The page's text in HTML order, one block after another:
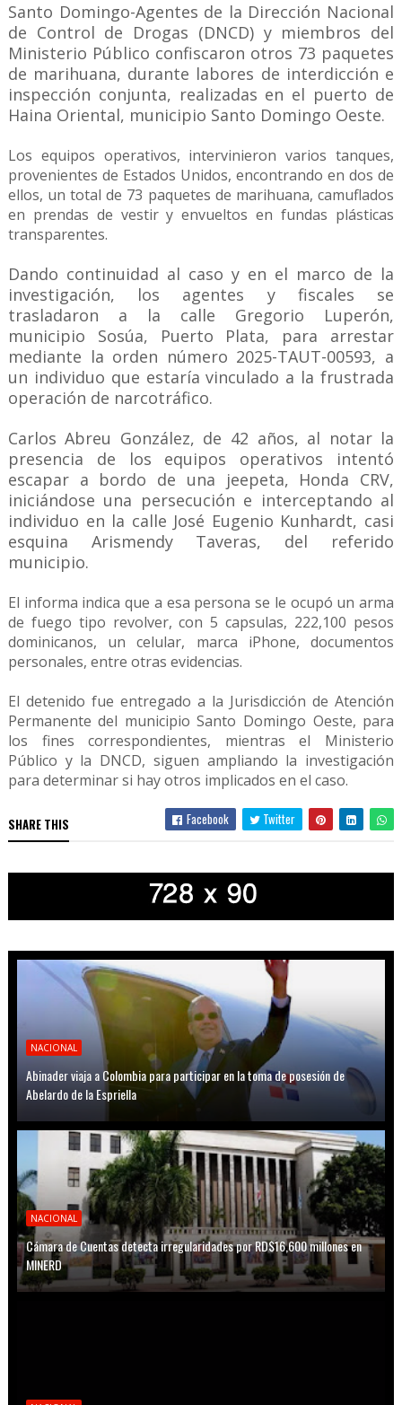
Santo Domingo-Agentes de la Dirección Nacional
de Control de Drogas (DNCD) y miembros del
Ministerio Público confiscaron otros 73 paquetes
de marihuana, durante labores de interdicción e
inspección conjunta, realizadas en el puerto de
Haina Oriental, municipio Santo Domingo Oeste.
Los equipos operativos, intervinieron varios tanques,
provenientes de Estados Unidos, encontrando en dos de
ellos, un total de 73 paquetes de marihuana, camuflados
en prendas de vestir y envueltos en fundas plásticas
transparentes.
Dando continuidad al caso y en el marco de la
investigación, los agentes y fiscales se
trasladaron a la calle Gregorio Luperón,
municipio Sosúa, Puerto Plata, para arrestar
mediante la orden número 2025-TAUT-00593, a
un individuo que estaría vinculado a la frustrada
operación de narcotráfico.
Carlos Abreu González, de 42 años, al notar la
presencia de los equipos operativos intentó
escapar a bordo de una jeepeta, Honda CRV,
iniciándose una persecución e interceptando al
individuo en la calle José Eugenio Kunhardt, casi
esquina Arismendy Taveras, del referido
municipio.
El informa indica que a esa persona se le ocupó un arma
de fuego tipo revolver, con 5 capsulas, 222,100 pesos
dominicanos, un celular, marca iPhone, documentos
personales, entre otras evidencias.
El detenido fue entregado a la Jurisdicción de Atención
Permanente del municipio Santo Domingo Oeste, para
los fines correspondientes, mientras el Ministerio
Público y la DNCD, siguen ampliando la investigación
para determinar si hay otros implicados en el caso.
SHARE THIS Facebook Twitter
NACIONAL
Abinader viaja a Colombia para participar en la toma de posesión de
Abelardo de la Espriella
NACIONAL
Cámara de Cuentas detecta irregularidades por RD$16,600 millones en
MINERD